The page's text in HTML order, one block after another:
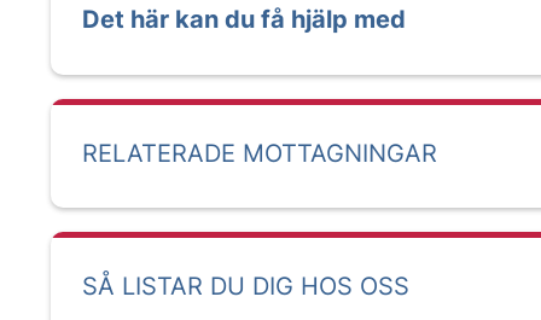
Det här kan du få hjälp med
RELATERADE MOTTAGNINGAR
SÅ LISTAR DU DIG HOS OSS